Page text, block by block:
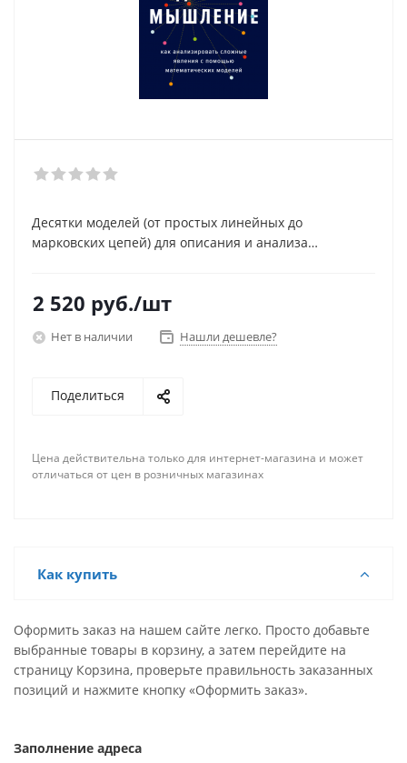
Десятки моделей (от простых линейных до
марковских цепей) для описания и анализа
данных.
2 520 руб./шт
Нет в наличии Нашли дешевле?
Поделиться
Цена действительна только для интернет-магазина и может
отличаться от цен в розничных магазинах
Как купить
Оформить заказ на нашем сайте легко. Просто добавьте
выбранные товары в корзину, а затем перейдите на
страницу Корзина, проверьте правильность заказанных
позиций и нажмите кнопку «Оформить заказ».
Заполнение адреса